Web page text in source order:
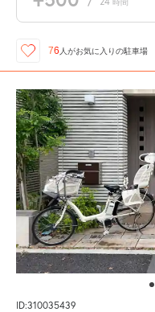
時間
76 人がお気に入りの駐車場
ID:310035439